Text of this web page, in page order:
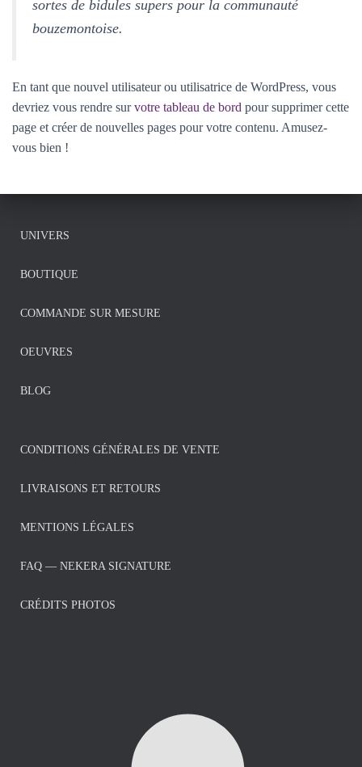
sortes de bidules supers pour la communauté
bouzemontoise.
En tant que nouvel utilisateur ou utilisatrice de WordPress, vous
devriez vous rendre survotre tableau de bord pour supprimer cette
page et créer de nouvelles pages pour votre contenu. Amusez-
vous bien !
UNIVERS
BOUTIQUE
COMMANDE SUR MESURE
OEUVRES
BLOG
CONDITIONS GÉNÉRALES DE VENTE
LIVRAISONS ET RETOURS
MENTIONS LÉGALES
FAQ — NEKERA SIGNATURE
CRÉDITS PHOTOS